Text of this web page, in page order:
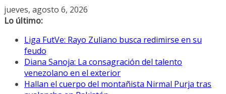
Saltar
al
jueves, agosto 6, 2026
Lo último:
Liga FutVe: Rayo Zuliano busca redimirse en su
feudo
Diana Sanoja: La consagración del talento
venezolano en el exterior
Hallan el cuerpo del montañista Nirmal Purja tras